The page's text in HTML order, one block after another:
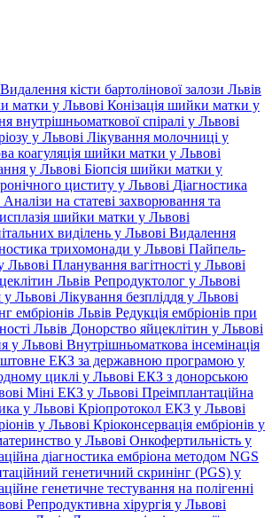
Видалення кісти бартолінової залози Львів
матки у Львові Конізація шийки матки у
внутрішньоматкової спіралі у Львові
у Львові Лікування молочниці у
коагуляція шийки матки у Львові
у Львові Біопсія шийки матки у
циститу у Львові Діагностика
Аналізи на статеві захворювання та
шийки матки у Львові
виділень у Львові Видалення
трихомонади у Львові Пайпель-
Львові Планування вагітності у Львові
Львів Репродуктолог у Львові
у Львові Лікування безпліддя у Львові
ембріонів Львів Редукція ембріонів при
Львів Донорство яйцеклітин у Львові
у Львові Внутрішньоматкова інсемінація
ЕКЗ за державною програмою у
циклі у Львові ЕКЗ з донорською
Міні ЕКЗ у Львові Преімплантаційна
у Львові Кріопротокол ЕКЗ у Львові
у Львові Кріоконсервація ембріонів у
у Львові Онкофертильність у
діагностика ембріона методом NGS
генетичний скринінг (PGS) у
генетичне тестування на полігенні
Репродуктивна хірургія у Львові